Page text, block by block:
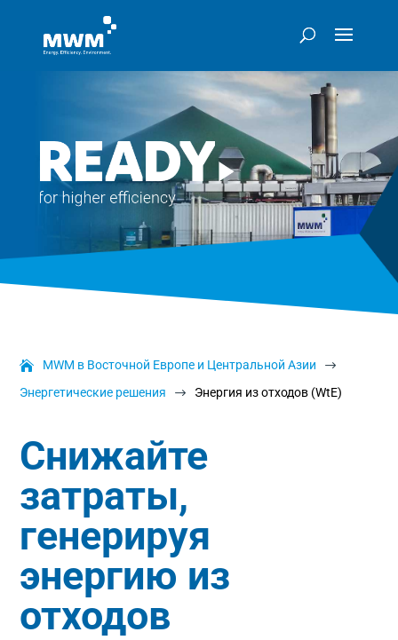
MWM в Восточной Европе и Центральной Азии $
Энергетические решения $ Энергия из отходов (WtE)
Снижайте
затраты,
генерируя
энергию из
отходов